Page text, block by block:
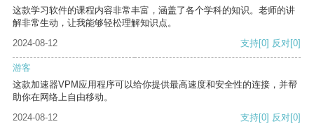
这款学习软件的课程内容非常丰富，涵盖了各个学科的知识。老师的讲
解非常生动，让我能够轻松理解知识点。
2024-08-12
支持[0] 反对[0]
游客
这款加速器VPM应用程序可以给你提供最高速度和安全性的连接，并帮
助你在网络上自由移动。
2024-08-12
支持[0] 反对[0]